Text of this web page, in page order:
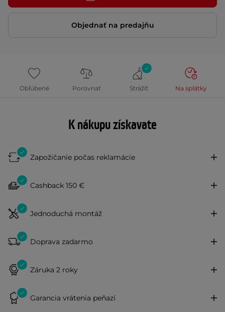
Objednať na predajňu
Obľúbené Porovnať Strážiť Na splátky
K nákupu získavate
Zapožičanie počas reklamácie
Cashback 150 €
Jednoduchá montáž
Doprava zadarmo
Záruka 2 roky
Garancia vrátenia peňazí